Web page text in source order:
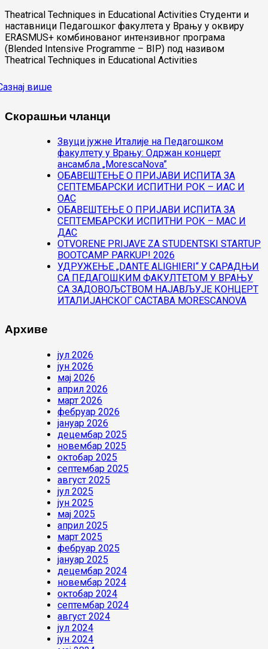
Theatrical Techniques in Educational Activities Студенти и
наставници Педагошког факултета у Врању у оквиру
ERASMUS+ комбинованог интензивног програма
(Blended Intensive Programme – BIP) под називом
Theatrical Techniques in Educational Activities
Скорашњи чланци
Звуци јужне Италије на Педагошком
факултету у Врању: Одржан концерт
ансамбла „MorescaNova”
ОБАВЕШТЕЊЕ О ПРИЈАВИ ИСПИТА ЗА
СЕПТЕМБАРСКИ ИСПИТНИ РОК – ИАС И
ОАС
ОБАВЕШТЕЊЕ О ПРИЈАВИ ИСПИТА ЗА
СЕПТЕМБАРСКИ ИСПИТНИ РОК – МАС И
ДАС
OTVORENE PRIJAVE ZA STUDENTSKI STARTUP
BOOTCAMP PARKUP! 2026
УДРУЖЕЊЕ „DANTE ALIGHIERI“ У САРАДЊИ
СА ПЕДАГОШКИМ ФАКУЛТЕТОМ У ВРАЊУ
СА ЗАДОВОЉСТВОМ НАЈАВЉУЈЕ КОНЦЕРТ
ИТАЛИЈАНСКОГ САСТАВА MORESCANOVA
Архиве
јул 2026
јун 2026
мај 2026
април 2026
март 2026
фебруар 2026
јануар 2026
децембар 2025
новембар 2025
октобар 2025
септембар 2025
август 2025
јул 2025
јун 2025
мај 2025
април 2025
март 2025
фебруар 2025
јануар 2025
децембар 2024
новембар 2024
октобар 2024
септембар 2024
август 2024
јул 2024
јун 2024